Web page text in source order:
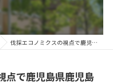
伐採エコノミクスの視点で鹿児島県鹿児島市伊敷町の森林管理と税の活用を考察
点で鹿児島県鹿児島